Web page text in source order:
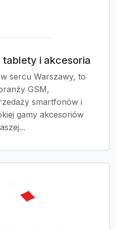
i akcesoria
sercu Warszawy, to
GSM,
smartfonów i
gamy akcesoriów